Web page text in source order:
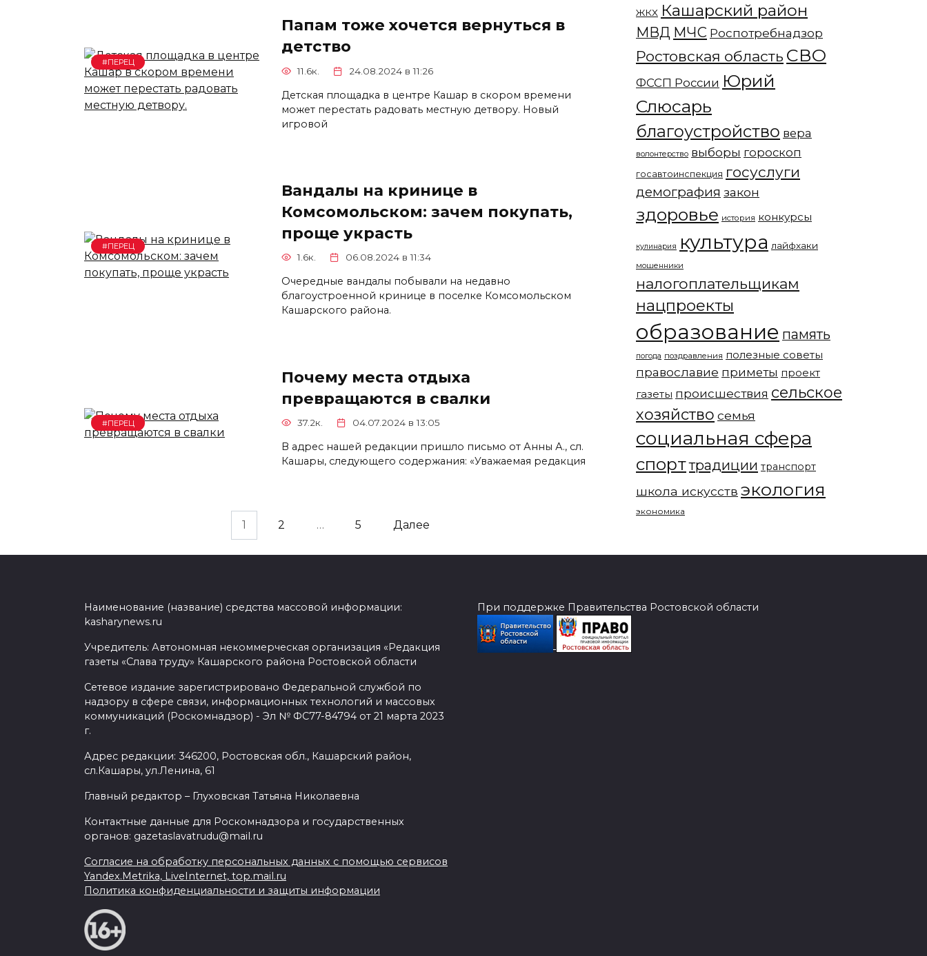
#ПЕРЕЦ
Папам тоже хочется вернуться в
детство
11.6к. 24.08.2024 в 11:26
Детская площадка в центре Кашар в скором времени
может перестать радовать местную детвору. Новый
игровой
#ПЕРЕЦ
Вандалы на кринице в
Комсомольском: зачем покупать,
проще украсть
1.6к. 06.08.2024 в 11:34
Очередные вандалы побывали на недавно
благоустроенной кринице в поселке Комсомольском
Кашарского района.
#ПЕРЕЦ
Почему места отдыха
превращаются в свалки
37.2к. 04.07.2024 в 13:05
В адрес нашей редакции пришло письмо от Анны А., сл.
Кашары, следующего содержания: «Уважаемая редакция
записям
1 2 … 5 Далее
ЖКХ Кашарский район
МВД МЧС Роспотребнадзор
Ростовская область СВО
ФССП России Юрий
Слюсарь
благоустройство вера
волонтерство выборы гороскоп
госавтоинспекция госуслуги
демография закон
здоровье история конкурсы
кулинария культура лайфхаки
мошенники
налогоплательщикам
нацпроекты
образование память
погода поздравления полезные советы
православие приметы проект
газеты происшествия сельское
хозяйство семья
социальная сфера
спорттрадиции транспорт
школа искусств экология
экономика
Наименование (название) средства массовой информации:
kasharynews.ru
Учредитель: Автономная некоммерческая организация «Редакция
газеты «Слава труду» Кашарского района Ростовской области
Сетевое издание зарегистрировано Федеральной службой по
надзору в сфере связи, информационных технологий и массовых
коммуникаций (Роскомнадзор) - Эл № ФС77-84794 от 21 марта 2023
г.
Адрес редакции: 346200, Ростовская обл., Кашарский район,
сл.Кашары, ул.Ленина, 61
Главный редактор – Глуховская Татьяна Николаевна
Контактные данные для Роскомнадзора и государственных
органов: gazetaslavatrudu@mail.ru
Согласие на обработку персональных данных с помощью сервисов
Yandex.Metrika, LiveInternet, top.mail.ru
Политика конфиденциальности и защиты информации
При поддержке Правительства Ростовской области